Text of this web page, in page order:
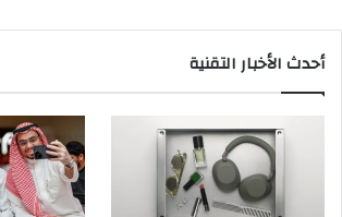
أحدث الأخبار التقنية